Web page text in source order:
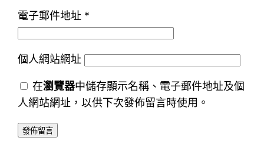
電子郵件地址 *
個人網站網址
在瀏覽器中儲存顯示名稱、電子郵件地址及個
人網站網址，以供下次發佈留言時使用。